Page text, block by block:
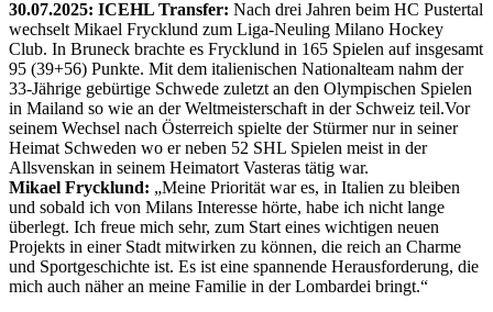
30.07.2025: ICEHL Transfer: Nach drei Jahren beim HC Pustertal
wechselt Mikael Frycklund zum Liga-Neuling Milano Hockey
Club. In Bruneck brachte es Frycklund in 165 Spielen auf insgesamt
95 (39+56) Punkte. Mit dem italienischen Nationalteam nahm der
33-Jährige gebürtige Schwede zuletzt an den Olympischen Spielen
in Mailand so wie an der Weltmeisterschaft in der Schweiz teil.Vor
seinem Wechsel nach Österreich spielte der Stürmer nur in seiner
Heimat Schweden wo er neben 52 SHL Spielen meist in der
Allsvenskan in seinem Heimatort Vasteras tätig war.
Mikael Frycklund: „Meine Priorität war es, in Italien zu bleiben
und sobald ich von Milans Interesse hörte, habe ich nicht lange
überlegt. Ich freue mich sehr, zum Start eines wichtigen neuen
Projekts in einer Stadt mitwirken zu können, die reich an Charme
und Sportgeschichte ist. Es ist eine spannende Herausforderung, die
mich auch näher an meine Familie in der Lombardei bringt.“